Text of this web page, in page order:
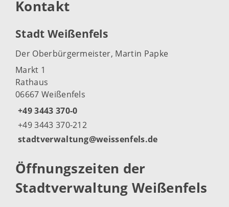
Kontakt
Stadt Weißenfels
Der Oberbürgermeister, Martin Papke
Markt 1
Rathaus
06667 Weißenfels
+49 3443 370-0
+49 3443 370-212
stadtverwaltung@weissenfels.de
Öffnungszeiten der
Stadtverwaltung Weißenfels